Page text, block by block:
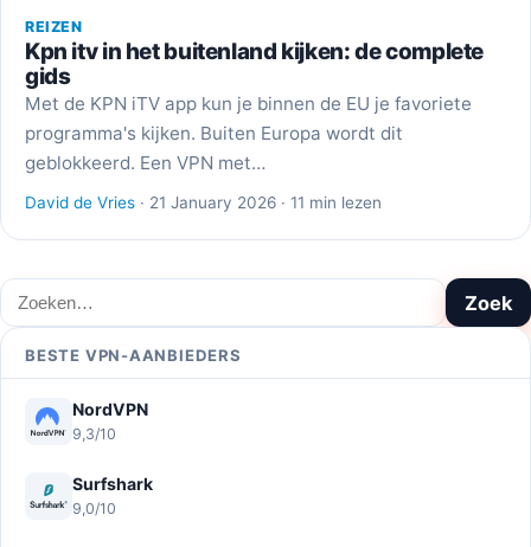
REIZEN
Kpn itv in het buitenland kijken: de complete
gids
Met de KPN iTV app kun je binnen de EU je favoriete
programma's kijken. Buiten Europa wordt dit
geblokkeerd. Een VPN met…
David de Vries · 21 January 2026 · 11 min lezen
Zoeken Zoek
BESTE VPN-AANBIEDERS
NordVPN
9,3/10
Surfshark
9,0/10